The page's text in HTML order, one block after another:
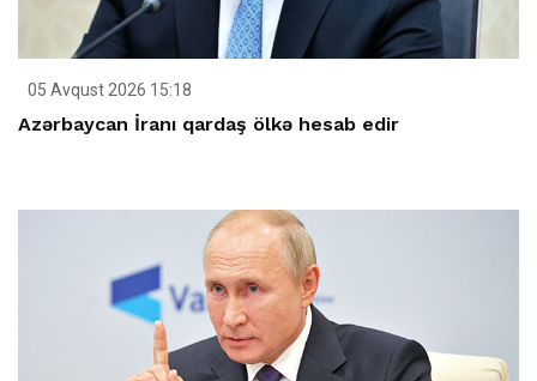
05 Avqust 2026 15:18
Azərbaycan İranı qardaş ölkə hesab edir